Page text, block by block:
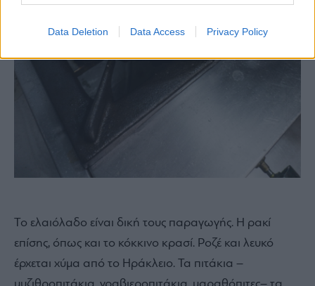
Data Deletion Data Access Privacy Policy
Το ελαιόλαδο είναι δική τους παραγωγής. Η ρακί
επίσης, όπως και το κόκκινο κρασί. Ροζέ και λευκό
έρχεται χύμα από το Ηράκλειο. Τα πιτάκια –